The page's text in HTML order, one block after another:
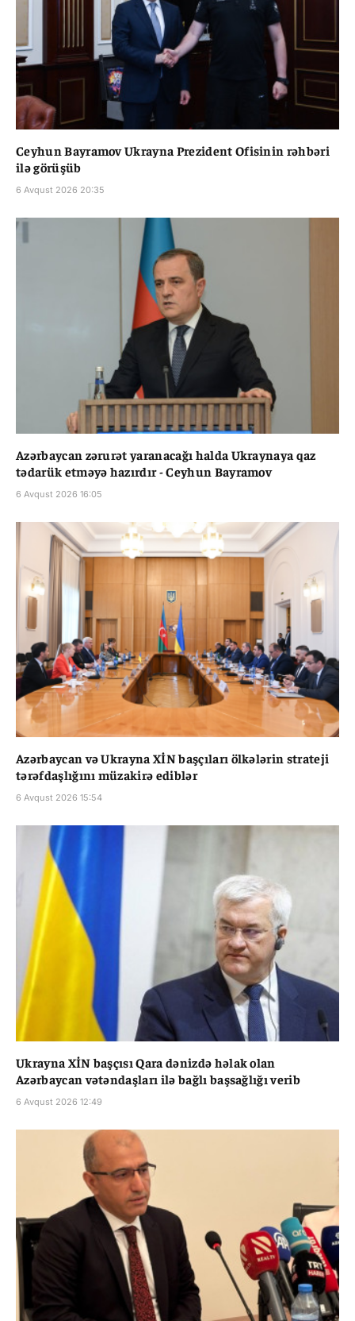
Ceyhun Bayramov Ukrayna Prezident Ofisinin rəhbəri
ilə görüşüb
6 Avqust 2026 20:35
Azərbaycan zərurət yaranacağı halda Ukraynaya qaz
tədarük etməyə hazırdır - Ceyhun Bayramov
6 Avqust 2026 16:05
Azərbaycan və Ukrayna XİN başçıları ölkələrin strateji
tərəfdaşlığını müzakirə ediblər
6 Avqust 2026 15:54
Ukrayna XİN başçısı Qara dənizdə həlak olan
Azərbaycan vətəndaşları ilə bağlı başsağlığı verib
6 Avqust 2026 12:49